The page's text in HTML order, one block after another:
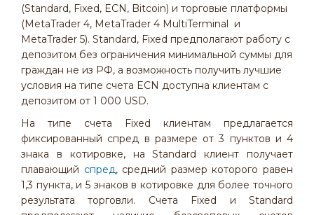
(Standard, Fixed, ECN, Bitcoin) и торговые платформы
(MetaTrader 4, MetaTrader 4 MultiTerminal и
MetaTrader 5). Standard, Fixed предполагают работу с
депозитом без ограничения минимальной суммы для
граждан не из РФ, а возможность получить лучшие
условия на типе счета ECN доступна клиентам с
депозитом от 1 000 USD.
На типе счета Fixed клиентам предлагается
фиксированный спред в размере от 3 пунктов и 4
знака в котировке, на Standard клиент получает
плавающий спред, средний размер которого равен
1,3 пункта, и 5 знаков в котировке для более точного
результата торговли. Счета Fixed и Standard